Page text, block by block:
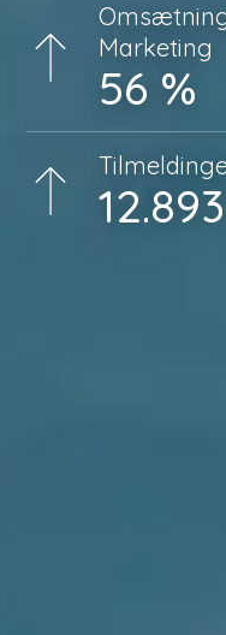
Marketing
56 %
12.893